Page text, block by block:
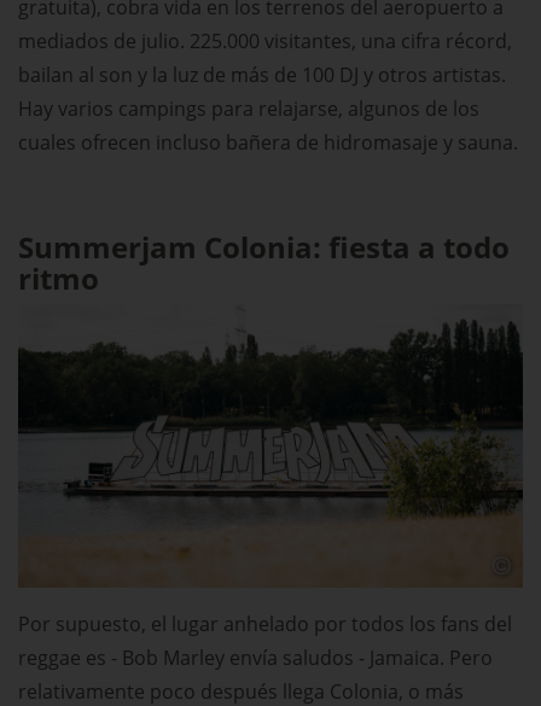
gratuita), cobra vida en los terrenos del aeropuerto a
mediados de julio. 225.000 visitantes, una cifra récord,
bailan al son y la luz de más de 100 DJ y otros artistas.
Hay varios campings para relajarse, algunos de los
cuales ofrecen incluso bañera de hidromasaje y sauna.
Summerjam Colonia: fiesta a todo
ritmo
Por supuesto, el lugar anhelado por todos los fans del
reggae es - Bob Marley envía saludos - Jamaica. Pero
relativamente poco después llega Colonia, o más